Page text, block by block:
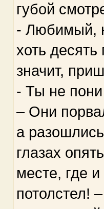
губой
- Любимый,
хоть
значит,
- Ты не
– Они
а
глазах
месте, где
потолстел!